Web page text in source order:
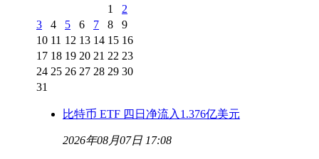
1
2
3
4 5 6 7 8
9
10 11 12 13 14 15 16
17 18 19 20 21 22 23
24 25 26 27 28 29 30
31
比特币 ETF 四日净流入1.376亿美元
2026年08月07日 17:08